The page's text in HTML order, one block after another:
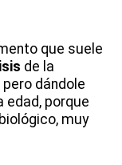
que suele
de la
pero dándole
edad, porque
muy